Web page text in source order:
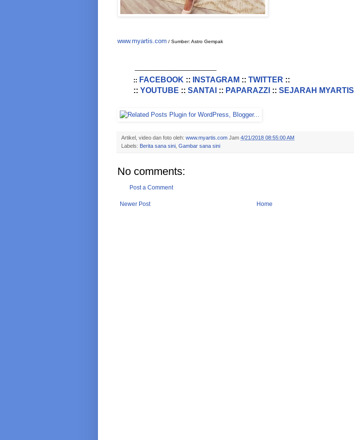
www.myartis.com / Sumber: Astro Gempak
:: FACEBOOK :: INSTAGRAM :: TWITTER ::
:: YOUTUBE :: SANTAI :: PAPARAZZI :: SEJARAH MYARTIS
Artikel, video dan foto oleh: www.myartis.com Jam 4/21/2018 08:55:00 AM
Labels: Berita sana sini Gambar sana sini
No comments:
Post a Comment
Newer Post Home